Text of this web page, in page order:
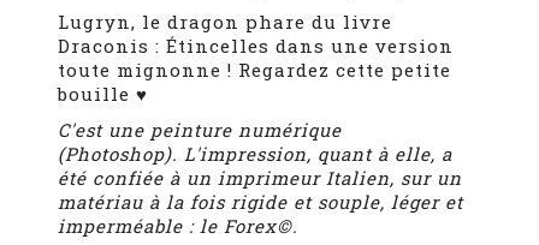
Lugryn, le dragon phare du livre
Draconis : Étincelles dans une version
toute mignonne ! Regardez cette petite
bouille ♥
C'est une peinture numérique
(Photoshop). L'impression, quant à elle, a
été confiée à un imprimeur Italien, sur un
matériau à la fois rigide et souple, léger et
imperméable : le Forex©.